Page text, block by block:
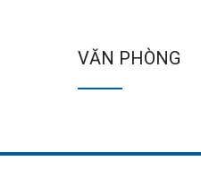
VĂN PHÒNG